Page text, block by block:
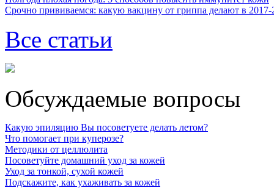
Срочно прививаемся: какую вакцину от гриппа делают в 2017-
Все статьи
Обсуждаемые вопросы
Какую эпиляцию Вы посоветуете делать летом?
Что помогает при куперозе?
Методики от целлюлита
Посоветуйте домашний уход за кожей
Уход за тонкой, сухой кожей
Подскажите, как ухаживать за кожей